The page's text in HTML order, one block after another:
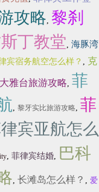
攻略, 黎刹
丁教堂, 海豚湾
宾宿务航空怎么样？ , 克
大雅台旅游攻略, 菲
, 黎牙实比旅游攻略, 菲
宾亚航怎么
, 菲律宾结婚, 巴科
, 长滩岛怎么样？ , 爱